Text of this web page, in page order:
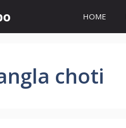
HOME
choti